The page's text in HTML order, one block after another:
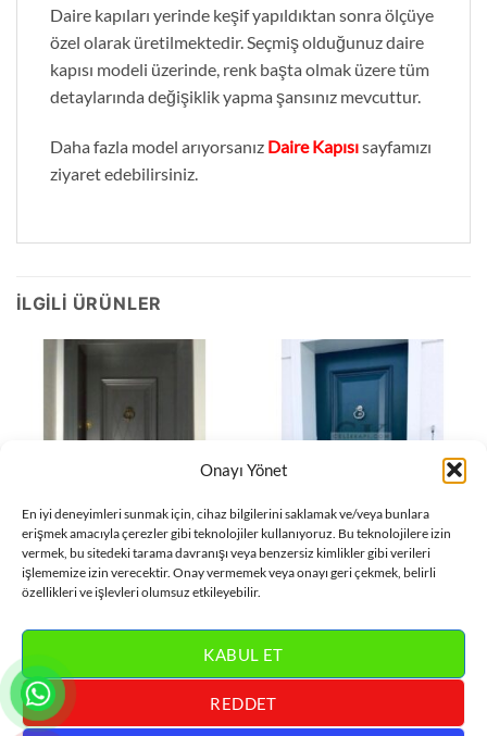
Onayı Yönet
En iyi deneyimleri sunmak için, cihaz bilgilerini saklamak ve/veya bunlara
erişmek amacıyla çerezler gibi teknolojiler kullanıyoruz. Bu teknolojilere izin
vermek, bu sitedeki tarama davranışı veya benzersiz kimlikler gibi verileri
işlememize izin verecektir. Onay vermemek veya onayı geri çekmek, belirli
özellikleri ve işlevleri olumsuz etkileyebilir.
KABUL ET
REDDET
Daire kapıları yerinde keşif yapıldıktan sonra ölçüye
özel olarak üretilmektedir. Seçmiş olduğunuz daire
kapısı modeli üzerinde, renk başta olmak üzere tüm
detaylarında değişiklik yapma şansınız mevcuttur.
Daha fazla model arıyorsanız Daire Kapısısayfamızı
ziyaret edebilirsiniz.
İLGILI ÜRÜNLER
DAIRE KAPISI
Antrasit Daire Kapısı
DAIRE KAPISI
Mat Siyah Daire Kapısı
DEVAMINI OKU